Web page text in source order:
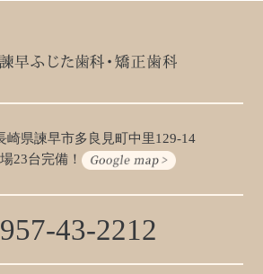
崎県諫早市多良見町中里129-14
23台完備！
43-2212